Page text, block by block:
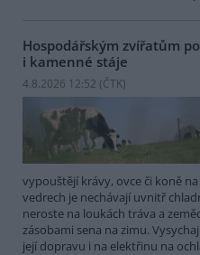
Hospodářským zvířatům
i kamenné stáje
4.8.2026 12:52 (ČTK)
vypouštějí krávy, ovce či koně
vedrech je nechávají uvnitř
neroste na loukách tráva a
zásobami sena na zimu.
její dopravu i na elektřinu na